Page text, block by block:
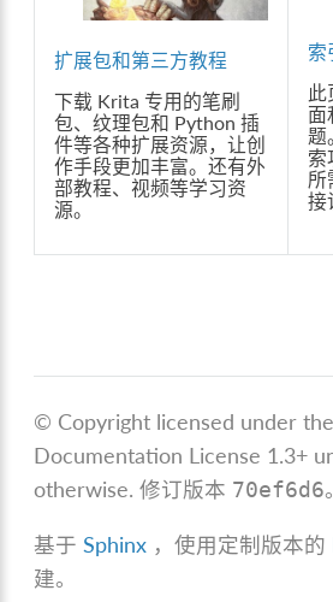
扩展包和第三方教程
下载 Krita 专用的笔刷
包、纹理包和 Python 插
件等各种扩展资源，让创
作手段更加丰富。还有外
部教程、视频等学习资
源。
索
此
面
题
索
所
接
© Copyright licensed under
Documentation License 1.3+
otherwise.修订版本 70ef6d6。
基于Sphinx ，使用定制版本的
建。